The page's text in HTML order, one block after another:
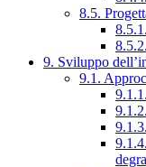
8.5.
9. Sviluppo
9.1.